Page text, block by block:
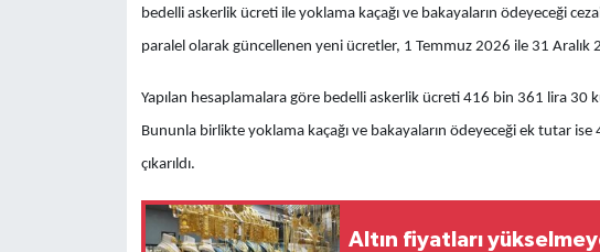
bedelli askerlik ücreti ile yoklama kaçağı ve bakayaların ödeyeceği
paralel olarak güncellenen yeni ücretler, 1 Temmuz 2026 ile 31 Aralık
Yapılan hesaplamalara göre bedelli askerlik ücreti 416 bin 361 lira
Bununla birlikte yoklama kaçağı ve bakayaların ödeyeceği ek tutar
çıkarıldı.
Altın fiyatları